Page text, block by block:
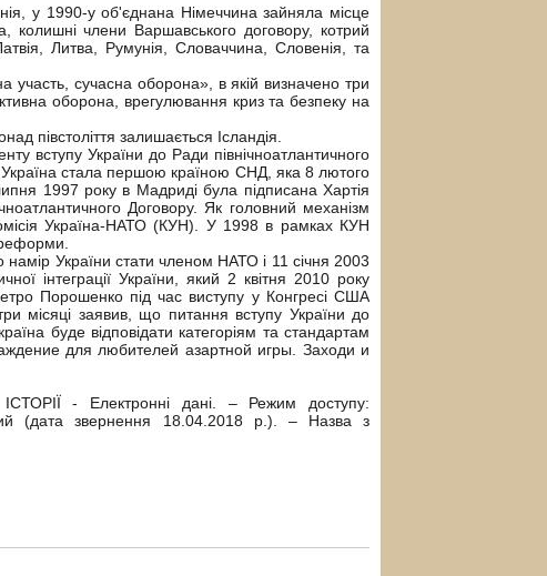
у 1990-у об'єднана Німеччина зайняла місце
члени Варшавського договору, котрий
Литва, Румунія, Словаччина, Словенія, та
участь, сучасна оборона», в якій визначено три
оборона, врегулювання криз та безпеку на
півстоліття залишається Ісландія.
вступу України до Ради північноатлантичного
Україна стала першою країною СНД, яка 8 лютого
1997 року в Мадриді була підписана Хартія
Договору. Як головний механізм
Україна-НАТО (КУН). У 1998 в рамках КУН
України стати членом НАТО і 11 січня 2003
інтеграції України, який 2 квітня 2010 року
Порошенко під час виступу у Конгресі США
місяці заявив, що питання вступу України до
буде відповідати категоріям та стандартам
для любителей азартной игры. Заходи и
- Електронні дані. – Режим доступу:
(дата звернення 18.04.2018 р.). – Назва з